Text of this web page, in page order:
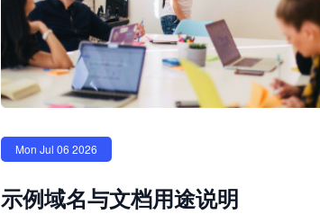
Mon Jul 06 2026
示例域名与文档用途说明